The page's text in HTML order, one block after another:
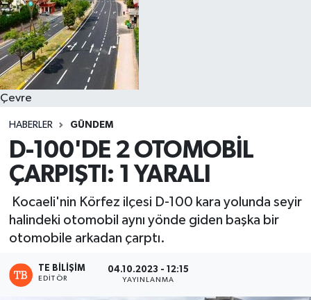
Çevre
HABERLER GÜNDEM
D-100'DE 2 OTOMOBİL
ÇARPIŞTI: 1 YARALI
Kocaeli'nin Körfez ilçesi D-100 kara yolunda seyir
halindeki otomobil aynı yönde giden başka bir
otomobile arkadan çarptı.
TE BILIŞIM
EDITÖR
04.10.2023 - 12:15
YAYINLANMA